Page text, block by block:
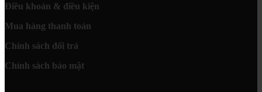
Điều khoản & điều kiện
Mua hàng thanh toán
Chính sách đổi trả
Chính sách bảo mật